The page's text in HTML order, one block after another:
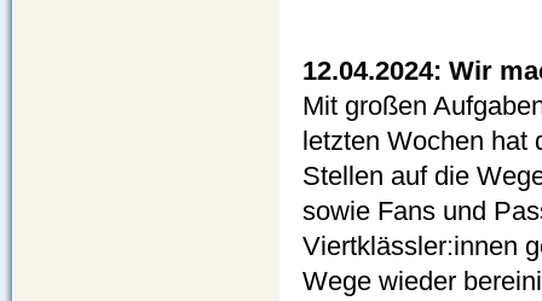
12.04.2024: Wir
Mit großen
letzten Wochen
Stellen auf die
sowie Fans und
Viertklässler:innen
Wege wieder